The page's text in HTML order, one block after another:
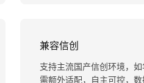
兼容信创
支持主流国产信创环境，
需额外适配，自主可控，数